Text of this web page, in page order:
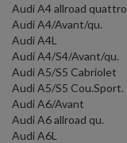
Audi A4 allroad quattro
Audi A4/Avant/qu.
Audi A4L
Audi A4/S4/Avant/qu.
Audi A5/S5 Cabriolet
Audi A5/S5 Cou.Sport.
Audi A6/Avant
Audi A6 allroad qu.
Audi A6L